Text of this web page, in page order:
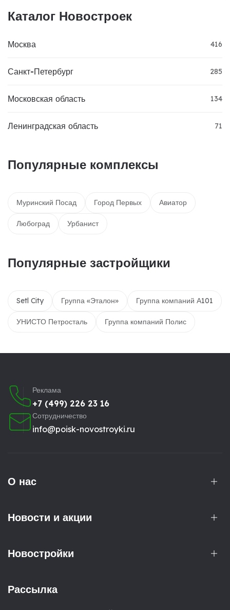
Каталог Новостроек
Москва 416
Санкт-Петербург 285
Московская область 134
Ленинградская область 71
Популярные комплексы
Муринский Посад Город Первых Авиатор
Любоград Урбанист
Популярные застройщики
Setl City Группа «Эталон» Группа компаний А101
УНИСТО Петросталь Группа компаний Полис
Реклама
+7 (499) 226 23 16
Сотрудничество
info@poisk-novostroyki.ru
О нас
Новости и акции
Новостройки
Рассылка